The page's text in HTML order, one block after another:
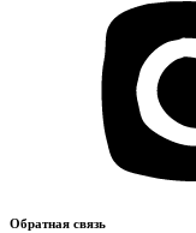
Обратная связь